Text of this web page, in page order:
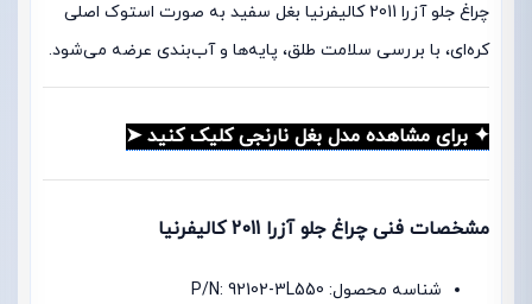
چراغ جلو آزرا 2011 کالیفرنیا بغل سفید به صورت استوک اصلی
کره‌ای، با بررسی سلامت طلق، پایه‌ها و آب‌بندی عرضه می‌شود.
✦ برای مشاهده مدل بغل نارنجی کلیک کنید ➤
مشخصات فنی چراغ جلو آزرا 2011 کالیفرنیا
شناسه محصول: P/N: 92102-3L550